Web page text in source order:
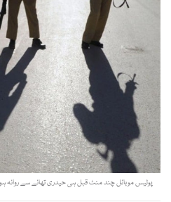
پولیس موبائل چند منٹ قبل ہی حیدری تھانے سے روانہ ہوئی تھی، 4 اہلکار سوار تھے، پولیس